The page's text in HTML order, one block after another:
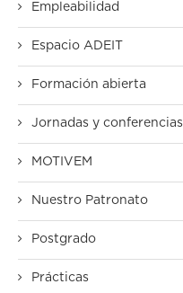
Empleabilidad
Espacio ADEIT
Formación abierta
Jornadas y conferencias
MOTIVEM
Nuestro Patronato
Postgrado
Prácticas